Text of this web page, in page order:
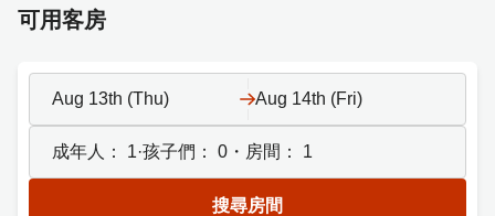
可用客房
Aug 13th (Thu) Aug 14th (Fri)
成年人： 1·孩子們： 0 ・房間： 1
搜尋房間